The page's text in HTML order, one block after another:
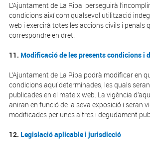
L’Ajuntament de La Riba perseguirà
condicions així com qualsevol utilització
web i exercirà totes les accions civils i penals
correspondre en dret.
11. Modificació de les presents condicions i
L’Ajuntament de La Riba podrà modificar en
condicions aquí determinades, les quals
publicades en el mateix web. La vigència
aniran en funció de la seva exposició i seran
modificades per unes altres i degudament
12. Legislació aplicable i jurisdicció